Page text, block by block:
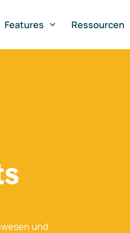
Features Ressourcen
und